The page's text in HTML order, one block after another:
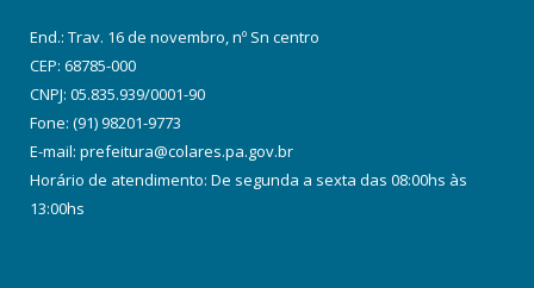
End.: Trav. 16 de novembro, nº Sn centro
CEP: 68785-000
CNPJ: 05.835.939/0001-90
Fone: (91) 98201-9773
E-mail: prefeitura@colares.pa.gov.br
Horário de atendimento: De segunda a sexta das 08:00hs às
13:00hs